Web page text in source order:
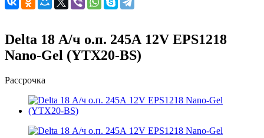
Delta 18 А/ч о.п. 245А 12V EPS1218
Nano-Gel (YTX20-BS)
Рассрочка